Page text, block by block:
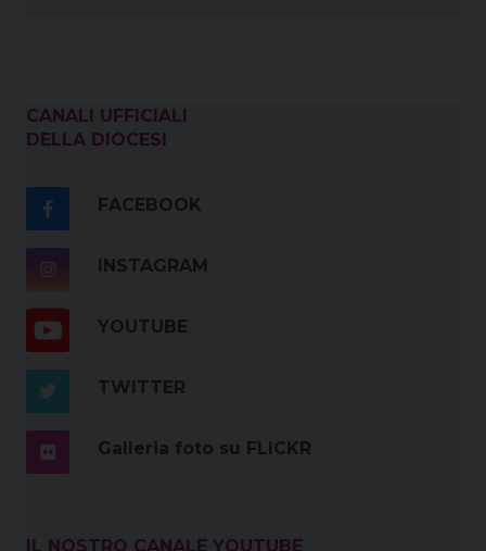
CANALI UFFICIALI
DELLA DIOCESI
FACEBOOK
INSTAGRAM
YOUTUBE
TWITTER
Galleria foto su FLICKR
IL NOSTRO CANALE YOUTUBE